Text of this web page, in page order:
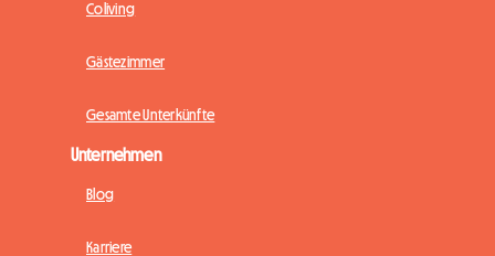
Coliving
Gästezimmer
Gesamte Unterkünfte
Unternehmen
Blog
Karriere